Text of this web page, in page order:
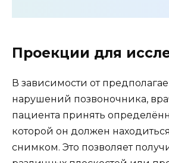
Проекции для
В зависимости от
нарушений позвоночника,
пациента принять
которой он должен
снимком. Это позволяет